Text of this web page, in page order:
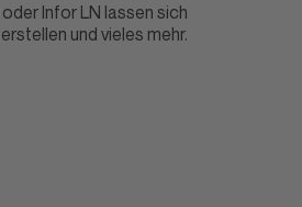
oder Infor LN lassen sich
und vieles mehr.